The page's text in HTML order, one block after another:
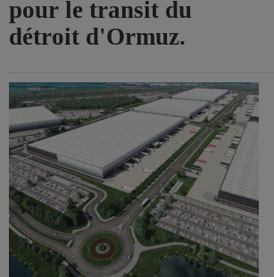
pour le transit du
détroit d'Ormuz.